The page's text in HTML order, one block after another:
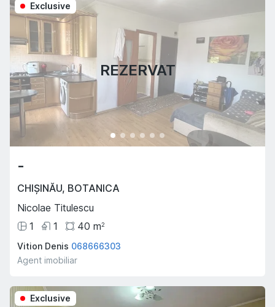
REZERVAT
Exclusive
-
CHIȘINĂU, BOTANICA
Nicolae Titulescu
1
1 40 m2
Vition Denis 068666303
Agent imobiliar
Exclusive